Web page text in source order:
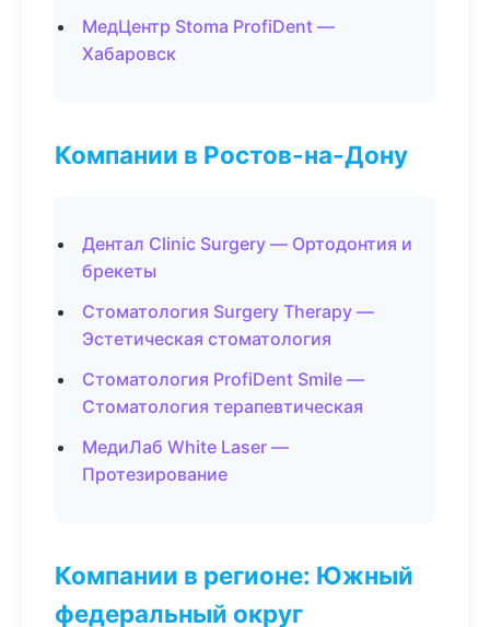
МедЦентр Stoma ProfiDent —
Хабаровск
Компании в Ростов-на-Дону
Дентал Clinic Surgery — Ортодонтия и
брекеты
Стоматология Surgery Therapy —
Эстетическая стоматология
Стоматология ProfiDent Smile —
Стоматология терапевтическая
МедиЛаб White Laser —
Протезирование
Компании в регионе: Южный
федеральный округ